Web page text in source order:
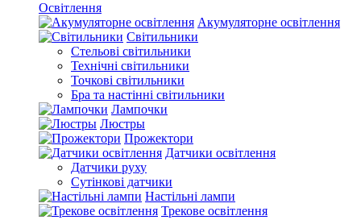
Освітлення
Акумуляторне освітлення
Світильники
Стельові світильники
Технічні світильники
Точкові світильники
Бра та настінні світильники
Лампочки
Люстры
Прожектори
Датчики освітлення
Датчики руху
Сутінкові датчики
Настільні лампи
Трекове освітлення